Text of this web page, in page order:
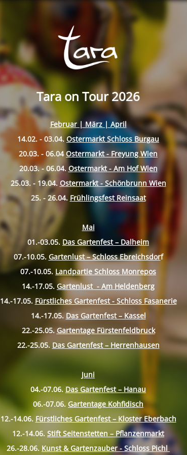
Tara on Tour 2026
Februar | März | April
14.02. - 03.04. Ostermarkt Schloss Burgau
20.03. - 06.04 Ostermarkt - Freyung Wien
20.03. - 06.04. Ostermarkt - Am Hof Wien
25.03. - 19.04. Ostermarkt - Schönbrunn Wien
25. - 26.04. Frühlingsfest Reinsaat
Mai
01.-03.05. Das Gartenfest – Dalheim
07.-10.05. Gartenlust – Schloss Ebreichsdorf
07.-10.05. Landpartie Schloss Monrepos
14.-17.05. Gartenlust - Am Heldenberg
14.-17.05. Fürstliches Gartenfest - Schloss Fasanerie
14.-17.05. Das Gartenfest – Kassel
22.-25.05. Gartentage Fürstenfeldbruck
22.-25.05. Das Gartenfest – Herrenhausen
Juni
04.-07.06. Das Gartenfest – Hanau
06.-07.06. Gartentage Kohfidisch
12.-14.06. Fürstliches Gartenfest – Kloster Eberbach
12.-14.06. Stift Seitenstetten – Pflanzenmarkt
26.-28.06. Kunst & Gartenzauber - Schloss Pichl